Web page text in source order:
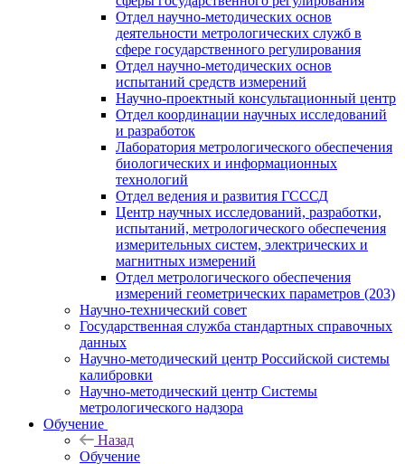
Отдел научно-методических основ
деятельности метрологических служб в
сфере государственного регулирования
Отдел научно-методических основ
испытаний средств измерений
Научно-проектный консультационный центр
Отдел координации научных исследований
и разработок
Лаборатория метрологического обеспечения
биологических и информационных
технологий
Отдел ведения и развития ГСССД
Центр научных исследований, разработки,
испытаний, метрологического обеспечения
измерительных систем, электрических и
магнитных измерений
Отдел метрологического обеспечения
измерений геометрических параметров (203)
Научно-технический совет
Государственная служба стандартных справочных
данных
Научно-методический центр Российской системы
калибровки
Научно-методический центр Системы
метрологического надзора
Обучение
Назад
Обучение